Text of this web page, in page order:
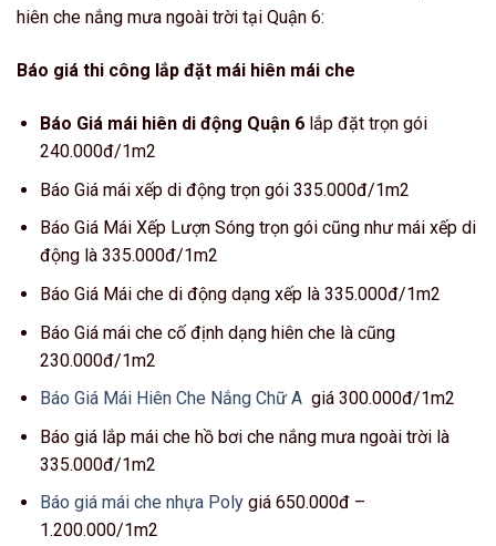
hiên che nắng mưa ngoài trời tại Quận 6:
Báo giá thi công lắp đặt mái hiên mái che
Báo Giá mái hiên di động Quận 6lắp đặt trọn gói
240.000đ/1m2
Báo Giá mái xếp di động trọn gói 335.000đ/1m2
Báo Giá Mái Xếp Lượn Sóng trọn gói cũng như mái xếp di
động là 335.000đ/1m2
Báo Giá Mái che di động dạng xếp là 335.000đ/1m2
Báo Giá mái che cố định dạng hiên che là cũng
230.000đ/1m2
Báo Giá Mái Hiên Che Nắng Chữ Agiá 300.000đ/1m2
Báo giá lắp mái che hồ bơi che nắng mưa ngoài trời là
335.000đ/1m2
Báo giá mái che nhựa Polygiá 650.000đ –
1.200.000/1m2